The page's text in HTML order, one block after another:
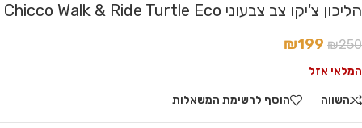
הליכון צ'יקו צב צבעוני Chicco Walk & Ride Turtle Eco
₪250
₪199
המלאי אזל
השווה הוסף לרשימת המשאלות